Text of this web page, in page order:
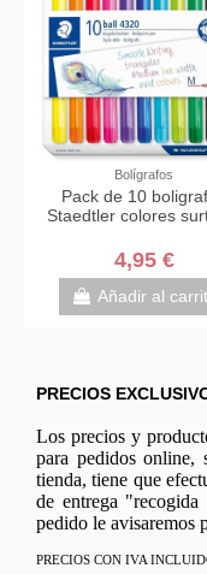
Bolígrafos
Pack de 10
Staedtler colores
4,95 €
Añadir al
PRECIOS
Los precios y
para pedidos online,
tienda, tiene que
de entrega
pedido le avisaremos
PRECIOS CON IVA